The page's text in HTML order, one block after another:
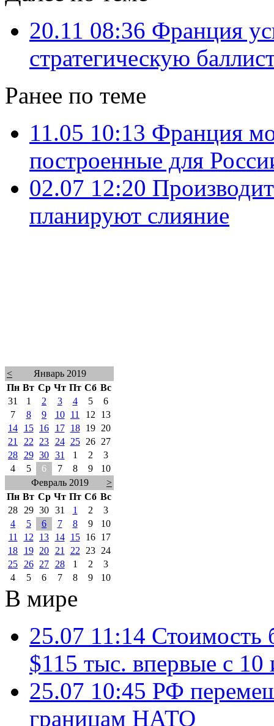
20.11 08:36 Франция
стратегическую
Ранее по теме
11.05 10:13 Франция
построенные для
02.07 12:20
планируют слияние
<
Январь 2019
Пн Вт Ср Чт Пт Сб Вс
31
1 2 3 4 5
6
7
8 9 10 11 12
13
14
15 16 17 18 19
20
21
22 23 24 25 26
27
28
29 30 31 1 2
3
4
5 6 7 8 9
10
Февраль 2019
>
Пн Вт Ср Чт Пт Сб Вс
28
29 30 31 1 2
3
4
5 6 7 8 9
10
11
12 13 14 15 16
17
18
19 20 21 22 23
24
25
26 27 28 1 2
3
4
5 6 7 8 9 10
В мире
25.07 11:14 Стоимость
$115 тыс. впервые с 10
25.07 10:45 РФ
границам НАТО